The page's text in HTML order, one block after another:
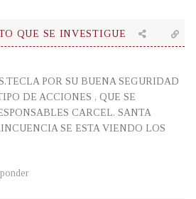
QUE SE INVESTIGUE
POR SU BUENA SEGURIDAD
DE ACCIONES , QUE SE
CARCEL. SANTA
SE ESTA VIENDO LOS